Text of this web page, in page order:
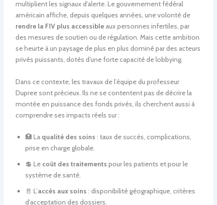
multiplient les signaux d’alerte. Le gouvernement fédéral
américain affiche, depuis quelques années, une volonté de
rendre la FIV plus accessibleaux personnes infertiles, par
des mesures de soutien ou de régulation. Mais cette ambition
se heurte à un paysage de plus en plus dominé par des acteurs
privés puissants, dotés d’une forte capacité de lobbying.
Dans ce contexte, les travaux de l’équipe du professeur
Dupree sont précieux. Ils ne se contentent pas de décrire la
montée en puissance des fonds privés, ils cherchent aussi à
comprendre ses impacts réels sur :
🏥 La qualité des soins : taux de succès, complications,
prise en charge globale.
💲 Le coût des traitements pour les patients et pour le
système de santé.
🚪 L’accès aux soins : disponibilité géographique, critères
d’acceptation des dossiers.